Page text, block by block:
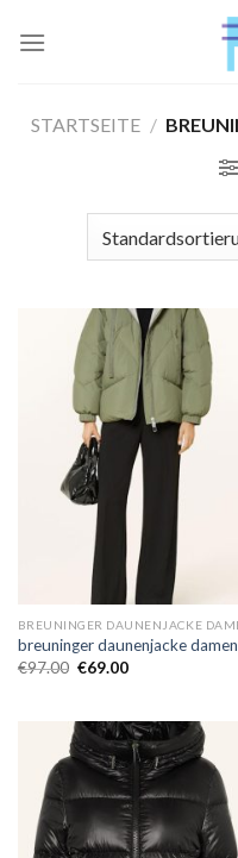
Inhalt
STARTSEITE /
BREUNINGER DAUNENJACKE
breuninger daunenjacke damen
€97.00 €69.00